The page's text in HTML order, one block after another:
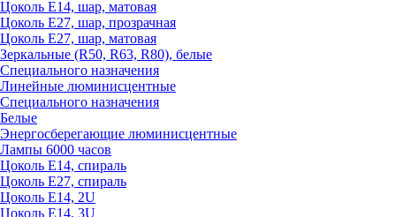
Цоколь Е14, шар, матовая
Цоколь Е27, шар, прозрачная
Цоколь Е27, шар, матовая
Зеркальные (R50, R63, R80), белые
Специального назначения
Линейные люминисцентные
Специального назначения
Белые
Энергосберегающие люминисцентные
Лампы 6000 часов
Цоколь Е14, спираль
Цоколь Е27, спираль
Цоколь Е14, 2U
Цоколь Е14, 3U